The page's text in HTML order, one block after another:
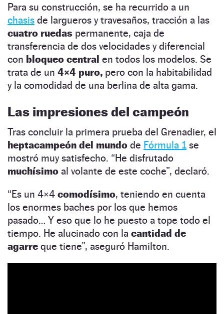
Para su construcción, se ha recurrido a un
chasis de largueros y travesaños, tracción a las
cuatro ruedas permanente, caja de
transferencia de dos velocidades y diferencial
con bloqueo central en todos los modelos. Se
trata de un 4×4 puro, pero con la habitabilidad
y la comodidad de una berlina de alta gama.
Las impresiones del campeón
Tras concluir la primera prueba del Grenadier, el
heptacampeón del mundo de Fórmula 1 se
mostró muy satisfecho. “He disfrutado
muchísimo al volante de este coche”, declaró.
“Es un 4×4 comodísimo, teniendo en cuenta
los enormes baches por los que hemos
pasado… Y eso que lo he puesto a tope todo el
tiempo. He alucinado con la cantidad de
agarre que tiene”, aseguró Hamilton.